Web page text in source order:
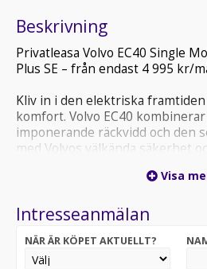
Beskrivning
Privatleasa Volvo EC40 Single
Plus SE – från endast 4 995 kr/
Kliv in i den elektriska
komfort. Volvo EC40
imponerande räckvidd och den
med Volvos välkända säkerhet
Nu kan du privatleasa din EC40
köra elbil – utan oväntade
Pris från 4 995 kr/mån
Serviceavtal ingår – kör
Visa
Intresseanmälan
NÄR ÄR KÖPET AKTUELLT?